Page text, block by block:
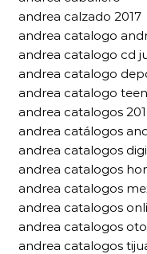
andrea calzado 2017
andrea catalogo
andrea catalogo cd
andrea catalogo
andrea catalogo
andrea catalogos
andrea catálogos
andrea catalogos
andrea catalogos
andrea catalogos
andrea catalogos
andrea catalogos
andrea catalogos